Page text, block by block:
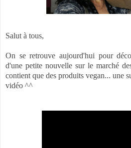
Salut à tous,
On se retrouve aujourd'hui pour
d'une petite nouvelle sur le marché
contient que des produits vegan... une
vidéo ^^